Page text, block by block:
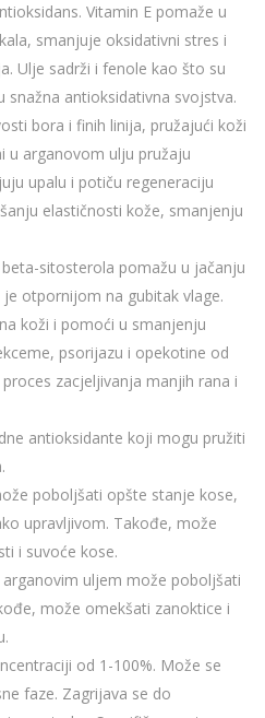
Vitamin E pomaže u
smanjuje oksidativni stres i
Ulje sadrži i fenole kao što su
antioksidativna svojstva.
bora i finih linija, pružajući koži
u arganovom ulju pružaju
upalu i potiču regeneraciju
elastičnosti kože, smanjenju
sitosterola pomažu u jačanju
otpornijom na gubitak vlage.
koži i pomoći u smanjenju
psorijazu i opekotine od
zacjeljivanja manjih rana i
antioksidante koji mogu pružiti
poboljšati opšte stanje kose,
upravljivom. Takođe, može
i suvoće kose.
uljem može poboljšati
može omekšati zanoktice i
od 1-100%. Može se
faze. Zagrijava se do